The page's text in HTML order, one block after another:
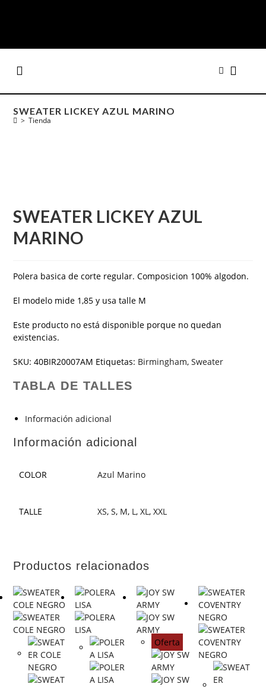
SWEATER LICKEY AZUL MARINO
> Tienda
SWEATER LICKEY AZUL
MARINO
Polera basica de corte regular. Composicion 100% algodon.
El modelo mide 1,85 y usa talle M
Este producto no está disponible porque no quedan
existencias.
SKU:40BIR20007AM Etiquetas: Birmingham,Sweater
TABLA DE TALLES
Información adicional
Información adicional
COLOR Azul Marino
TALLE XS,S, M, L ,XL ,XXL
Productos relacionados
Oferta